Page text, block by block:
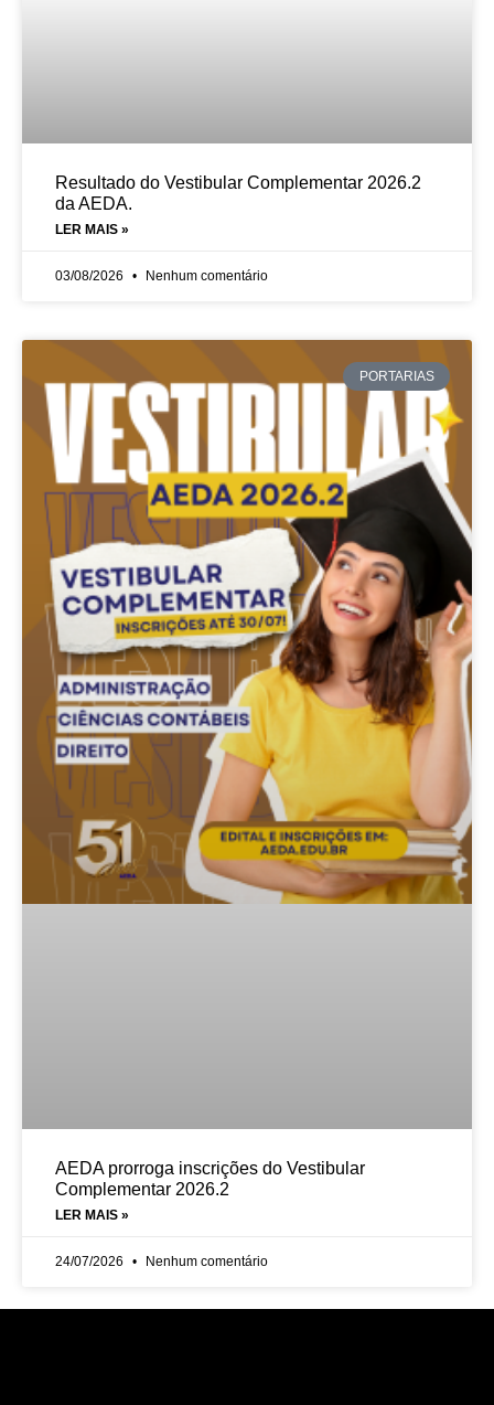
Resultado do Vestibular Complementar 2026.2
da AEDA.
LER MAIS »
03/08/2026 Nenhum comentário
PORTARIAS
AEDA prorroga inscrições do Vestibular
Complementar 2026.2
LER MAIS »
24/07/2026 Nenhum comentário